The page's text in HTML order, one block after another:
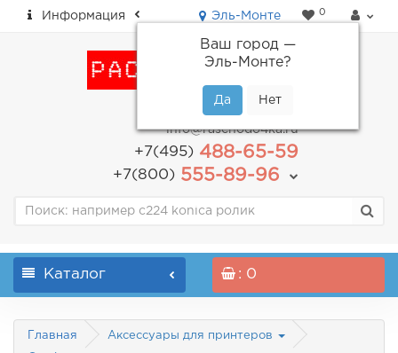
Информация Эль-Монте
Ваш город —
Эль-Монте?
0
пн-пт: с 9.00 до 18.00
info@raschodo4ka.ru
+7(495)488-65-59
+7(800)555-89-96
Каталог : 0
Главная Аксессуары для принтеров